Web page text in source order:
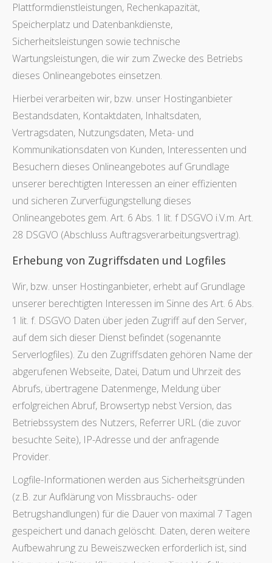
Plattformdienstleistungen, Rechenkapazität,
Speicherplatz und Datenbankdienste,
Sicherheitsleistungen sowie technische
Wartungsleistungen, die wir zum Zwecke des Betriebs
dieses Onlineangebotes einsetzen.
Hierbei verarbeiten wir, bzw. unser Hostinganbieter
Bestandsdaten, Kontaktdaten, Inhaltsdaten,
Vertragsdaten, Nutzungsdaten, Meta- und
Kommunikationsdaten von Kunden, Interessenten und
Besuchern dieses Onlineangebotes auf Grundlage
unserer berechtigten Interessen an einer effizienten
und sicheren Zurverfügungstellung dieses
Onlineangebotes gem. Art. 6 Abs. 1 lit. f DSGVO i.V.m. Art.
28 DSGVO (Abschluss Auftragsverarbeitungsvertrag).
Erhebung von Zugriffsdaten und Logfiles
Wir, bzw. unser Hostinganbieter, erhebt auf Grundlage
unserer berechtigten Interessen im Sinne des Art. 6 Abs.
1 lit. f. DSGVO Daten über jeden Zugriff auf den Server,
auf dem sich dieser Dienst befindet (sogenannte
Serverlogfiles). Zu den Zugriffsdaten gehören Name der
abgerufenen Webseite, Datei, Datum und Uhrzeit des
Abrufs, übertragene Datenmenge, Meldung über
erfolgreichen Abruf, Browsertyp nebst Version, das
Betriebssystem des Nutzers, Referrer URL (die zuvor
besuchte Seite), IP-Adresse und der anfragende
Provider.
Logfile-Informationen werden aus Sicherheitsgründen
(z.B. zur Aufklärung von Missbrauchs- oder
Betrugshandlungen) für die Dauer von maximal 7 Tagen
gespeichert und danach gelöscht. Daten, deren weitere
Aufbewahrung zu Beweiszwecken erforderlich ist, sind